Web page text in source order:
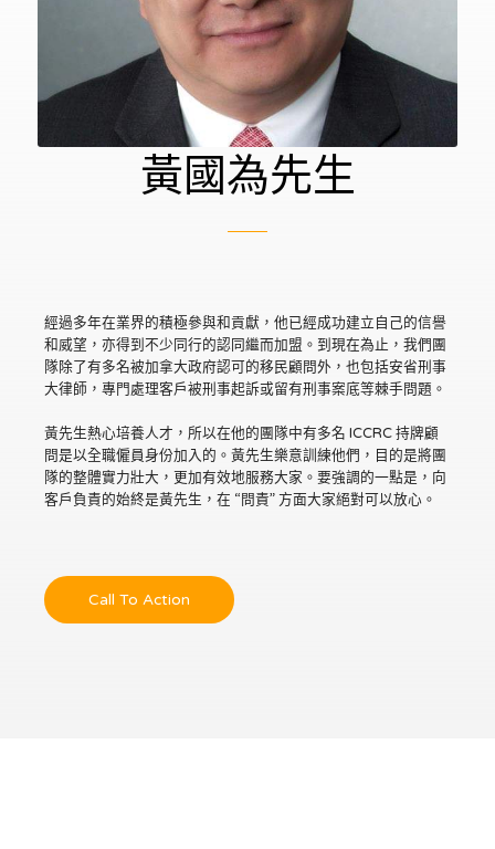
黃國為先生
經過多年在業界的積極參與和貢獻，他已經成功建立自己的信譽
和威望，亦得到不少同行的認同繼而加盟。到現在為止，我們團
隊除了有多名被加拿大政府認可的移民顧問外，也包括安省刑事
大律師，專門處理客戶被刑事起訴或留有刑事案底等棘手問題。
黃先生熱心培養人才，所以在他的團隊中有多名 ICCRC 持牌顧
問是以全職僱員身份加入的。黃先生樂意訓練他們，目的是將團
隊的整體實力壯大，更加有效地服務大家。要強調的一點是，向
客戶負責的始終是黃先生，在 “問責” 方面大家絕對可以放心。
Call To Action